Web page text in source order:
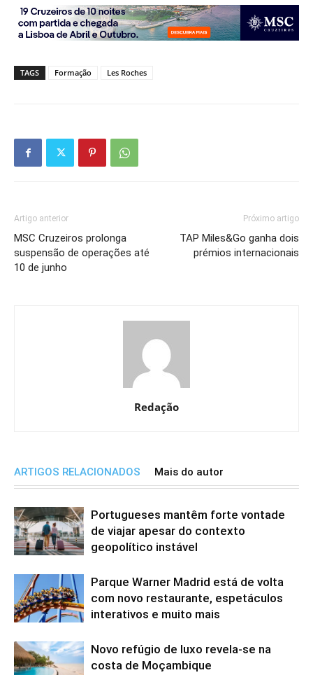
TAGS Formação Les Roches
Artigo anterior
MSC Cruzeiros prolonga
suspensão de operações até
10 de junho
Próximo artigo
TAP Miles&Go ganha dois
prémios internacionais
Redação
ARTIGOS RELACIONADOS Mais do autor
Portugueses mantêm forte vontade
de viajar apesar do contexto
geopolítico instável
Parque Warner Madrid está de volta
com novo restaurante, espetáculos
interativos e muito mais
Novo refúgio de luxo revela-se na
costa de Moçambique